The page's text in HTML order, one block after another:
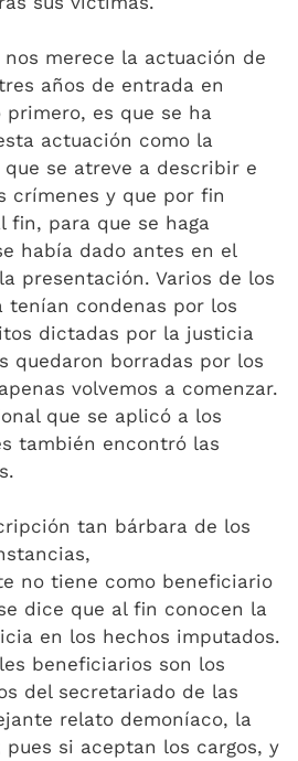
merece la actuación de
años de entrada en
es que se ha
actuación como la
se atreve a describir e
crímenes y que por fin
fin, para que se haga
había dado antes en el
presentación. Varios de los
tenían condenas por los
dictadas por la justicia
quedaron borradas por los
volvemos a comenzar.
que se aplicó a los
también encontró las
tan bárbara de los
no tiene como beneficiario
dice que al fin conocen la
en los hechos imputados.
beneficiarios son los
del secretariado de las
relato demoníaco, la
si aceptan los cargos, y